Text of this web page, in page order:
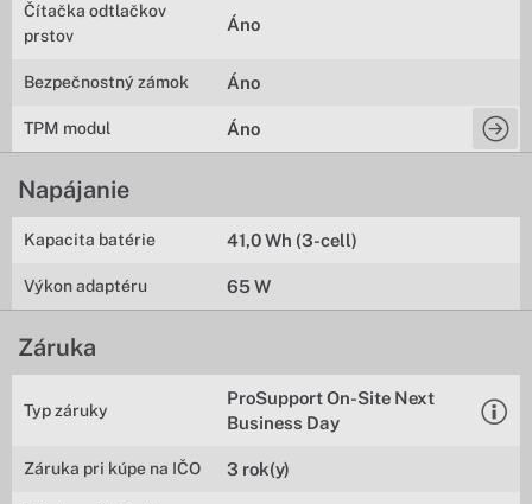
Čítačka odtlačkov
prstov
Áno
Bezpečnostný zámok Áno
TPM modul Áno
Napájanie
Kapacita batérie 41,0 Wh (3-cell)
Výkon adaptéru 65 W
Záruka
Typ záruky
ProSupport On-Site Next
Business Day
Záruka pri kúpe na IČO 3 rok(y)